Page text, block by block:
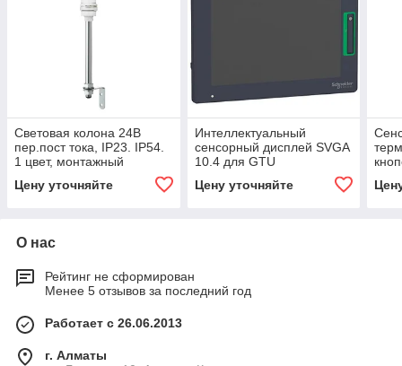
Световая колона 24В
пер.пост тока, IP23. IP54.
1 цвет, монтажный
Цену уточняйте
Интеллектуальный
сенсорный дисплей SVGA
10.4 для GTU
Цену уточняйте
О нас
Рейтинг не сформирован
Менее 5 отзывов за последний год
Работает с 26.06.2013
г. Алматы